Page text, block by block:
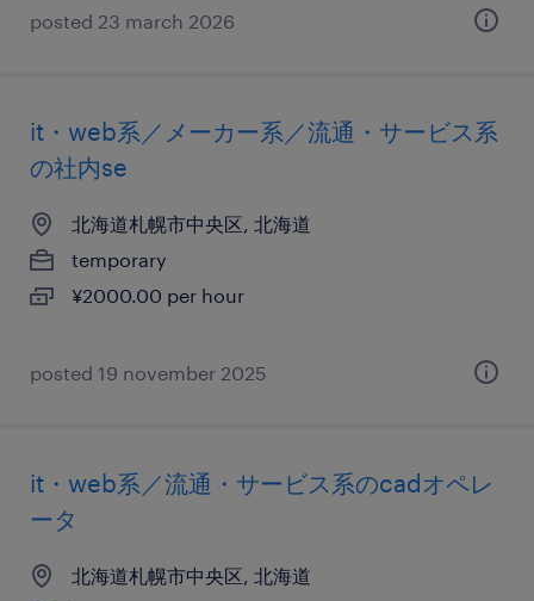
posted 23 march 2026
it・web系／メーカー系／流通・サービス系
の社内se
北海道札幌市中央区, 北海道
temporary
¥2000.00 per hour
posted 19 november 2025
it・web系／流通・サービス系のcadオペレ
ータ
北海道札幌市中央区, 北海道